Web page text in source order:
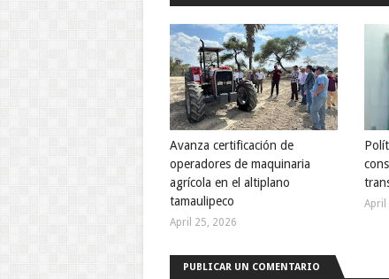
Avanza certificación de
operadores de maquinaria
agrícola en el altiplano
tamaulipeco
April 25, 2026
April
PUBLICAR UN COMENTARIO